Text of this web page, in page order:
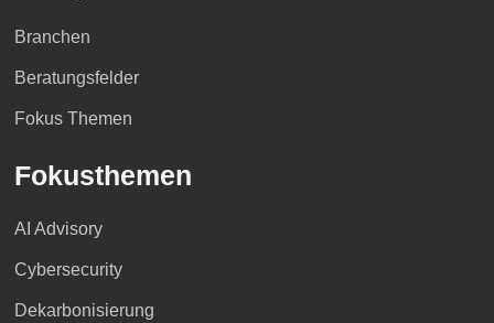
Branchen
Beratungsfelder
Fokus Themen
Fokusthemen
AI Advisory
Cybersecurity
Dekarbonisierung